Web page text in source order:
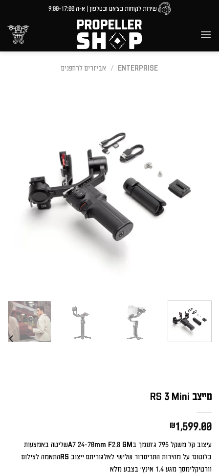
content
שירות לקוחות בצ'אט ובטלפון | א-ה 9:00-17:00
ENTERPRISE
/ אביזרים לרחפנים
מייצב RS 3 Mini
₪1,599.00
עיצוב קל משקל 795 ג'תומך בA7 24-70mm F2.8 GMשליטה באמצעות
בלוטוס' על מהירות התריסדור שלישי לאלגוריתם ייצוב RSהתאמה לצילום
וורטיקלימסך מגע 1.4 אינץ' בצבע מלא